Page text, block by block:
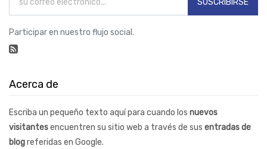
Participar en nuestro flujo social.
Acerca de
Escriba un pequeño texto aquí para cuando los nuevos
visitantesencuentren su sitio web a través de sus entradas de
blogreferidas en Google.